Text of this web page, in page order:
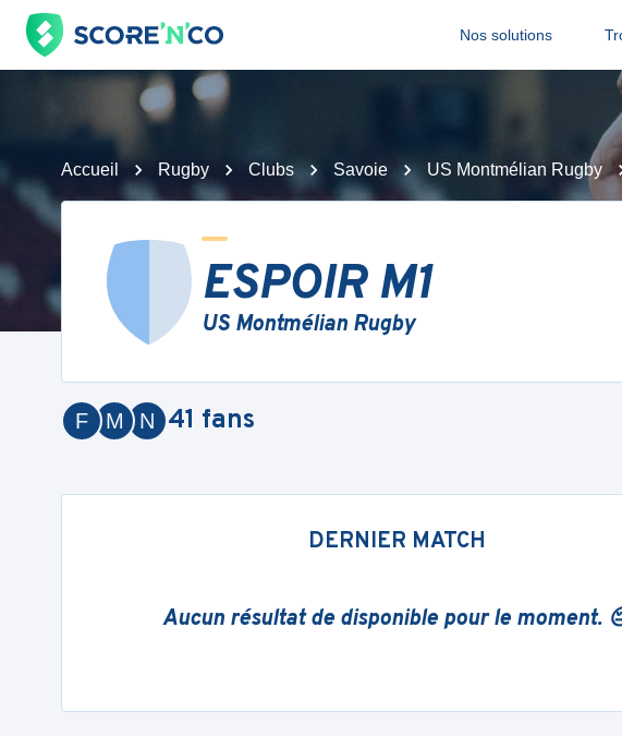
Nos solutions
Accueil Rugby Clubs Savoie US Montmélian Rugby
ESPOIR M1
US Montmélian Rugby
N
M
F 41 fans
DERNIER MATCH
Aucun résultat de disponible pour le moment.